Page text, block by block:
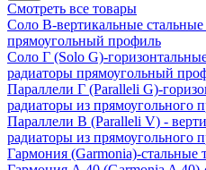
Смотреть все товары
Соло В-вертикальные
прямоугольный профиль
Соло Г (Solo G)-
радиаторы прямоугольный
Параллели Г (Paralleli G)-
радиаторы из прямоугольного
Параллели В (Paralleli V) -
радиаторы из прямоугольного
Гармония (Garmonia)-стальные